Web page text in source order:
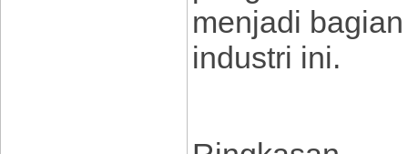
menjadi
industri ini.